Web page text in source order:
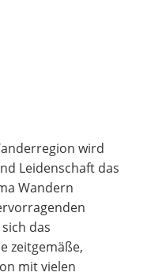
wird
Leidenschaft das
Wandern
das
zeitgemäße,
mit vielen